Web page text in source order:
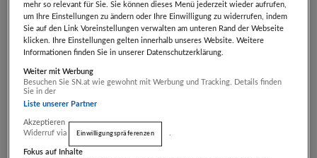
grüne G-15-Gläser.
Mit geschwungenem Steg, anpassbaren
Nasenpads und schlanken Bügeln mit
Kunststoffenden für mühelosen Stil.
Dieses Modell ist auch in deiner Sehstärke
erhältlich.
mehr so relevant für Sie. Sie können dieses Menü jederzeit wieder aufrufen,
um Ihre Einstellungen zu ändern oder Ihre Einwilligung zu widerrufen, indem
Sie auf den Link Voreinstellungen verwalten am unteren Rand der Webseite
klicken. Ihre Einstellungen gelten innerhalb unseres Website. Weitere
Informationen finden Sie in unserer Datenschutzerklärung.
Weiter mit Werbung
Besuchen Sie SN.at wie gewohnt mit Werbung und Tracking. Details finden
Sie in der
Liste unserer Partner
Akzeptieren
Widerruf via
Einwilligungspräferenzen .
Fokus auf Inhalte